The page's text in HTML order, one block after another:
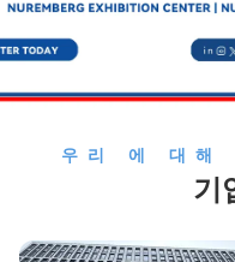
우리 에 대해
기